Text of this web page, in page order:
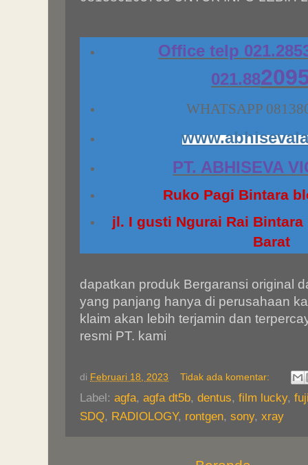
Office telp
021.88
WHATSAPP
PT. ABHISEVA
Ruko Pagi Bintara
jl. I gusti Ngurai Rai
Barat
dapatkan produk Bergaransi original
yang panjang hanya di perusahaan
klaim akan lebih terjamin dan
resmi PT. kami
di Februari 18, 2023 Tidak ada komentar:
Label: agfa, agfa dt5b, dentus, film lucky,
SDQ, RADIOLOGY, rontgen, sony, xray